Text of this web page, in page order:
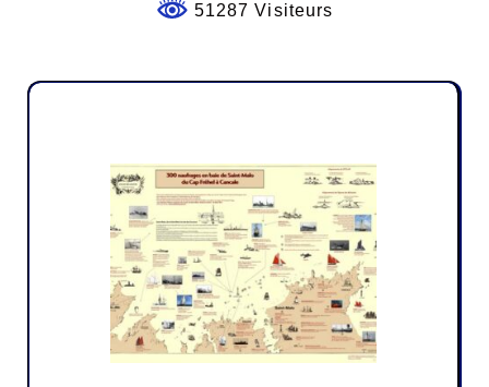
51287 Visiteurs